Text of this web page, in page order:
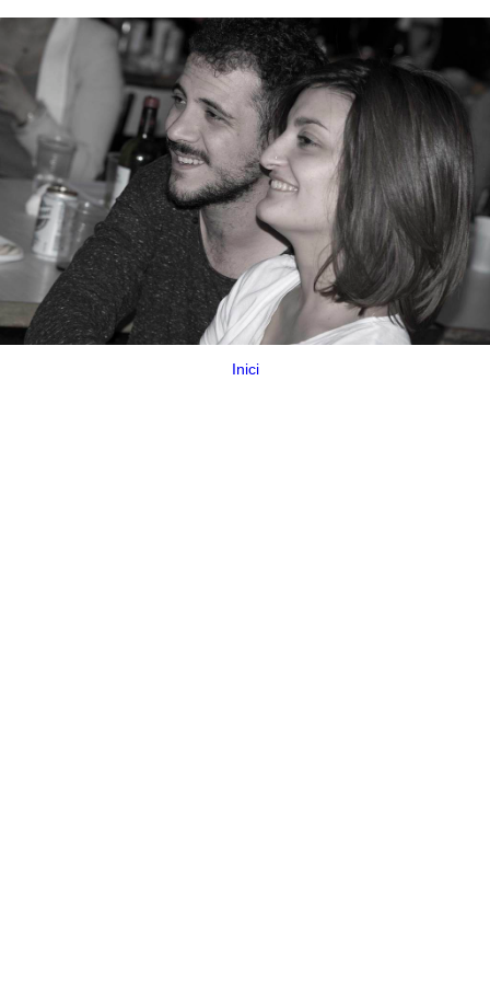
Inici